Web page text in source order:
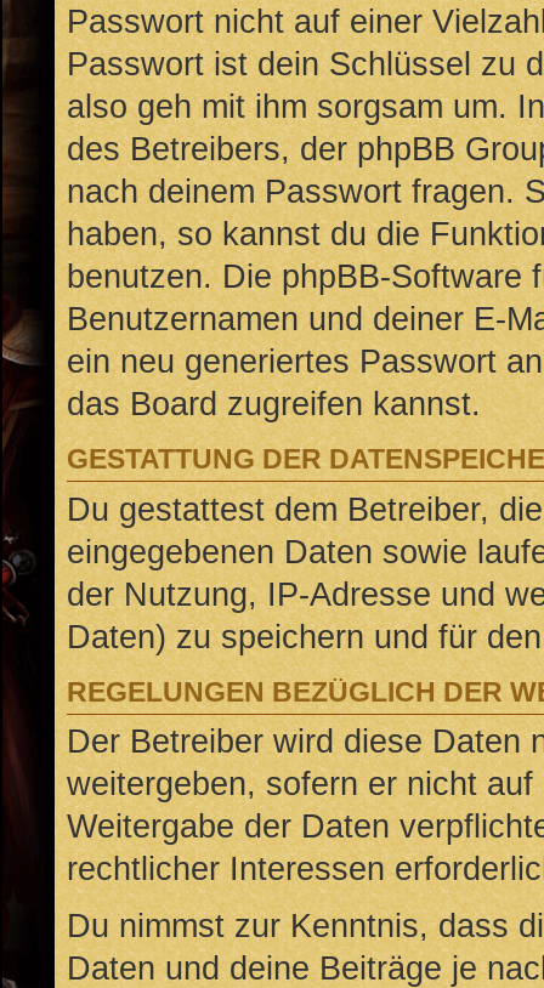
Passwort nicht auf einer
Passwort ist dein Schlüssel zu
also geh mit ihm sorgsam um.
des Betreibers, der phpBB
nach deinem Passwort fragen.
haben, so kannst du die
benutzen. Die phpBB-Software
Benutzernamen und deiner E-
ein neu generiertes Passwort
das Board zugreifen kannst.
GESTATTUNG DER
Du gestattest dem Betreiber,
eingegebenen Daten sowie
der Nutzung, IP-Adresse und
Daten) zu speichern und für
REGELUNGEN BEZÜGLICH DER
Der Betreiber wird diese Daten
weitergeben, sofern er nicht
Weitergabe der Daten
rechtlicher Interessen
Du nimmst zur Kenntnis, dass
Daten und deine Beiträge je